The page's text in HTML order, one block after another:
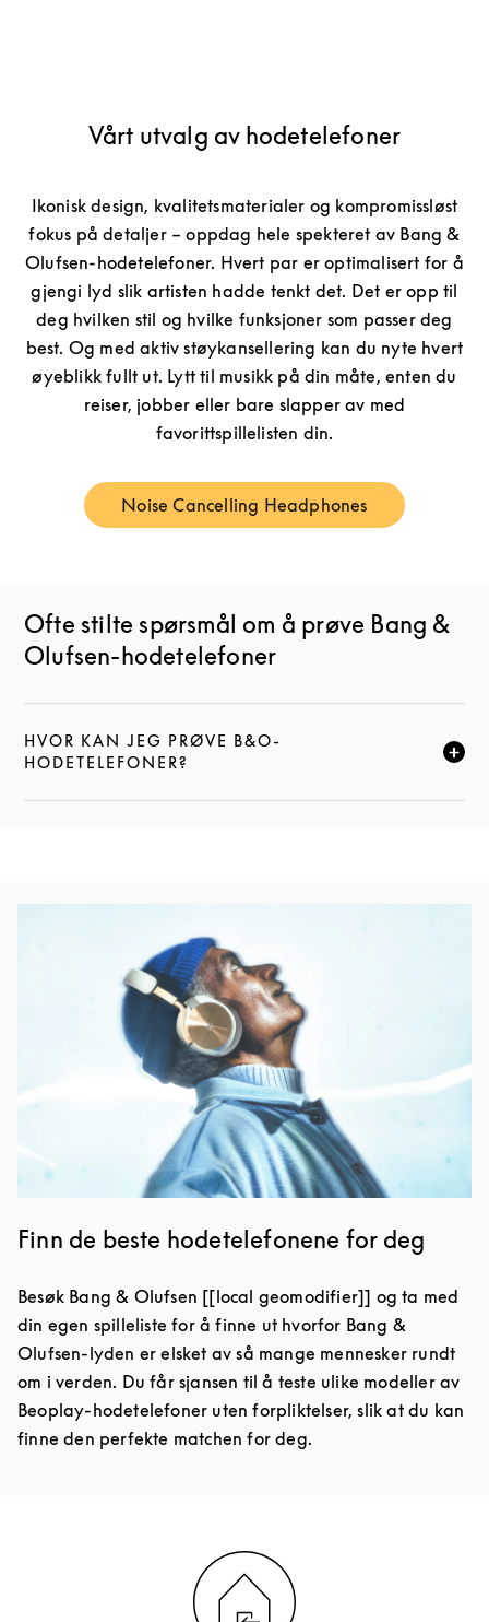
Vårt utvalg av hodetelefoner
Ikonisk design, kvalitetsmaterialer og kompromissløst
fokus på detaljer – oppdag hele spekteret av Bang &
Olufsen-hodetelefoner. Hvert par er optimalisert for å
gjengi lyd slik artisten hadde tenkt det. Det er opp til
deg hvilken stil og hvilke funksjoner som passer deg
best. Og med aktiv støykansellering kan du nyte hvert
øyeblikk fullt ut. Lytt til musikk på din måte, enten du
reiser, jobber eller bare slapper av med
favorittspillelisten din.
Noise Cancelling Headphones
Link Opens in New Tab
Ofte stilte spørsmål om å prøve Bang &
Olufsen-hodetelefoner
HVOR KAN JEG PRØVE B&O-
HODETELEFONER?
CLICK TO EXPAND THIS DESCRIPTION AND
Finn de beste hodetelefonene for deg
Besøk Bang & Olufsen [[local geomodifier]] og ta med
din egen spilleliste for å finne ut hvorfor Bang &
Olufsen-lyden er elsket av så mange mennesker rundt
om i verden. Du får sjansen til å teste ulike modeller av
Beoplay-hodetelefoner uten forpliktelser, slik at du kan
finne den perfekte matchen for deg.